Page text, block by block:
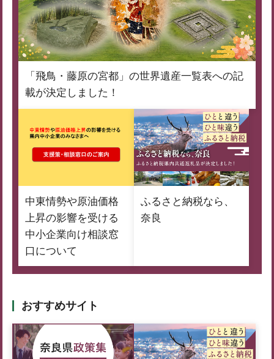
「飛鳥・藤原の宮都」の世界遺産一覧表への記
載が決定しました！
中東情勢や原油価格
上昇の影響を受ける
中小企業向け相談窓
口について
ふるさと納税なら、
奈良
おすすめサイト